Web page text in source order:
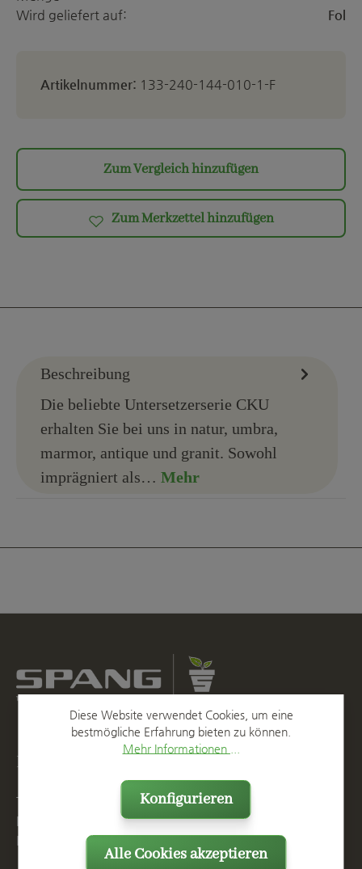
Wird geliefert auf:
Fol
Artikelnummer: 133-240-144-010-1-F
Zum Vergleich hinzufügen
Zum Merkzettel hinzufügen
Beschreibung
Die beliebte Untersetzerserie CKU
erhalten Sie bei uns in natur, umbra,
marmor, antique und granit. Sowohl
imprägniert als… Mehr
Kontakt
T
F
+49 2623 887 149
E
info@spang.de
Diese Website verwendet Cookies, um eine
bestmögliche Erfahrung bieten zu können.
Mehr Informationen ...
Konfigurieren
Alle Cookies akzeptieren